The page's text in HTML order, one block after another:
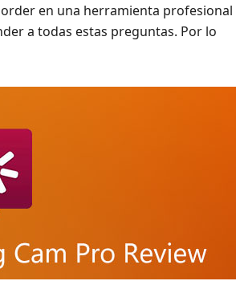
en una herramienta profesional
a todas estas preguntas. Por lo